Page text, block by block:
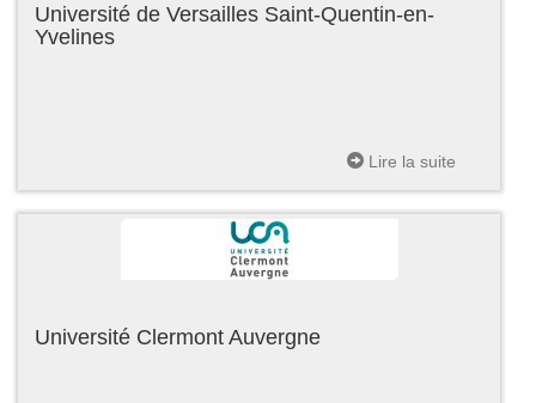
Université de Versailles Saint-Quentin-en-
Yvelines
Lire la suite
Université Clermont Auvergne